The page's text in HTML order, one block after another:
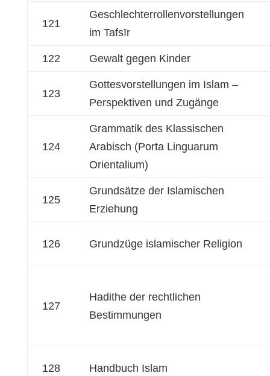
121
Geschlechterrollenvorstellungen
im Tafsīr
122 Gewalt gegen Kinder
123
Gottesvorstellungen im Islam –
Perspektiven und Zugänge
124
Grammatik des Klassischen
Arabisch (Porta Linguarum
Orientalium)
125
Grundsätze der Islamischen
Erziehung
126 Grundzüge islamischer Religion
127
Hadithe der rechtlichen
Bestimmungen
128 Handbuch Islam